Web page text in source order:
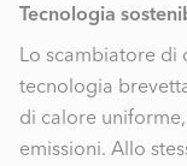
Tecnologia
Lo scambiatore di
tecnologia
di calore
emissioni. Allo